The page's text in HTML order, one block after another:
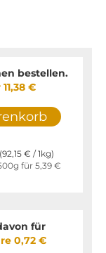
bestellen.
11,38 €
(92,15 € / 1kg)
für 5,39 €
für
0,72 €